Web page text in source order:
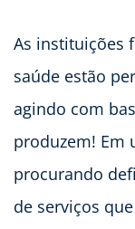
As instituições
saúde estão
agindo com
produzem! Em
procurando
de serviços